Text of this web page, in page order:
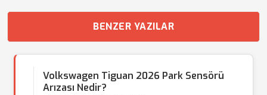
BENZER YAZILAR
Volkswagen Tiguan 2026 Park Sensörü
Arızası Nedir?